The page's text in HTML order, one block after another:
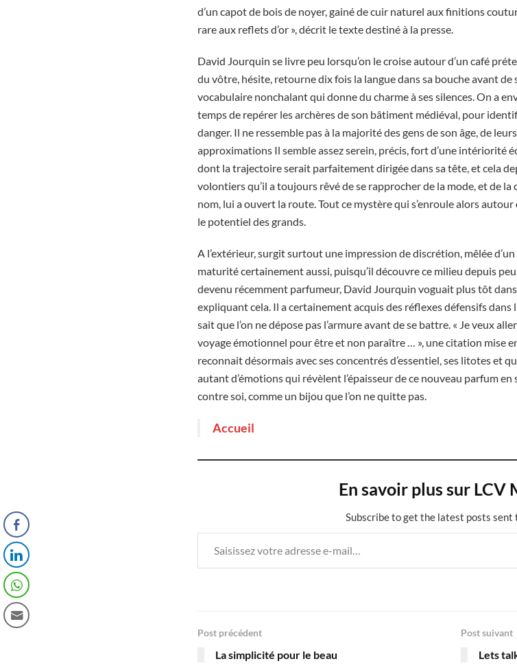
d’un capot de bois de noyer, gainé de cuir naturel aux finitions
rare aux reflets d’or », décrit le texte destiné à la presse.
David Jourquin se livre peu lorsqu’on le croise autour d’un café
du vôtre, hésite, retourne dix fois la langue dans sa bouche avant de
vocabulaire nonchalant qui donne du charme à ses silences. On a
temps de repérer les archères de son bâtiment médiéval, pour
danger. Il ne ressemble pas à la majorité des gens de son âge, de
approximations Il semble assez serein, précis, fort d’une intériorité
dont la trajectoire serait parfaitement dirigée dans sa tête, et cela
volontiers qu’il a toujours rêvé de se rapprocher de la mode, et de
nom, lui a ouvert la route. Tout ce mystère qui s’enroule alors
le potentiel des grands.
A l’extérieur, surgit surtout une impression de discrétion, mêlée
maturité certainement aussi, puisqu’il découvre ce milieu depuis
devenu récemment parfumeur, David Jourquin voguait plus tôt dans
expliquant cela. Il a certainement acquis des réflexes défensifs
sait que l’on ne dépose pas l’armure avant de se battre. « Je veux
voyage émotionnel pour être et non paraître … », une citation mise
reconnait désormais avec ses concentrés d’essentiel, ses litotes et
autant d’émotions qui révèlent l’épaisseur de ce nouveau parfum
contre soi, comme un bijou que l’on ne quitte pas.
Accueil
En savoir plus sur LCV
Subscribe to get the latest posts sent
Saisissez votre adresse e-mail…
Post précédent
La simplicité pour le beau
Post suivant
Lets